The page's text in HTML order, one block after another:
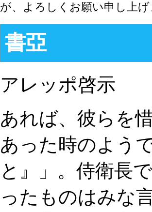
が、よろしくお願い申し上
書亞
アレッポ啓示
あれば、彼らを
あった時のよう
と』」。侍衛長
ったものはみな